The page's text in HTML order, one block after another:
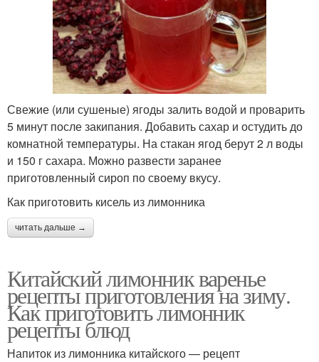
Свежие (или сушеные) ягоды залить водой и проварить
5 минут после закипания. Добавить сахар и остудить до
комнатной температуры. На стакан ягод берут 2 л воды
и 150 г сахара. Можно развести заранее
приготовленный сироп по своему вкусу.
Как приготовить кисель из лимонника
читать дальше →
Китайский лимонник варенье
рецепты приготовления на зиму.
Как приготовить лимонник
рецепты блюд
Напиток из лимонника китайского — рецепт